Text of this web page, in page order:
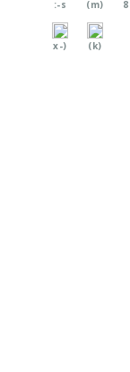
:-s (m)
x-) (k)